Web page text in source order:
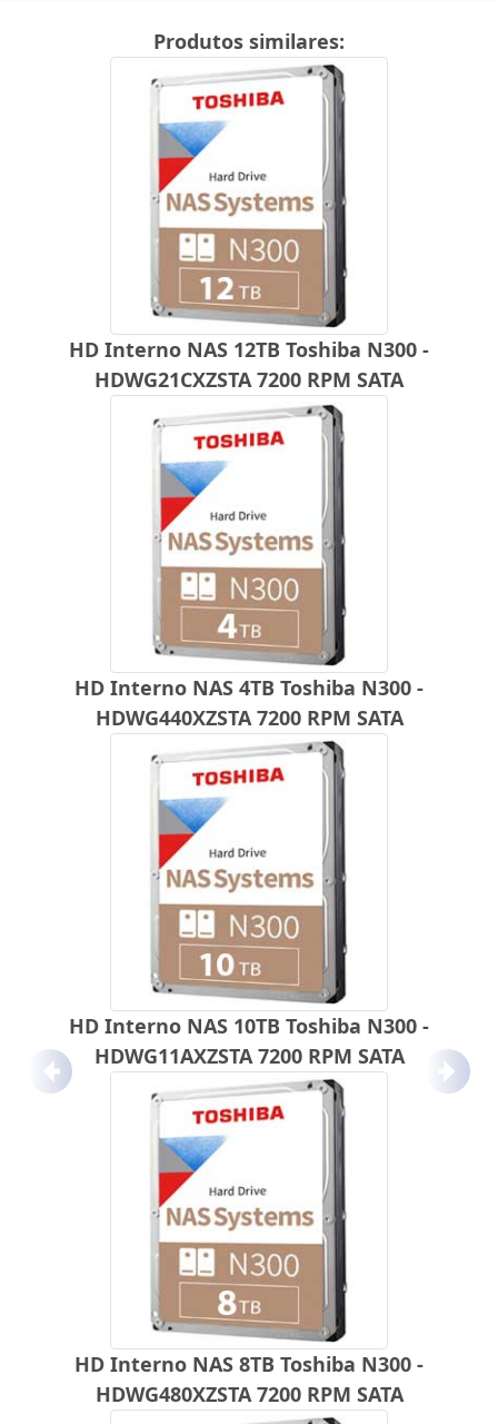
Produtos similares:
HD Interno NAS 12TB Toshiba N300 -
HDWG21CXZSTA 7200 RPM SATA
HD Interno NAS 4TB Toshiba N300 -
HDWG440XZSTA 7200 RPM SATA
HD Interno NAS 10TB Toshiba N300 -
HDWG11AXZSTA 7200 RPM SATA
HD Interno NAS 8TB Toshiba N300 -
HDWG480XZSTA 7200 RPM SATA
Anterior